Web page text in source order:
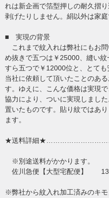
れは新企画で箔型押しの耐久摺
剥げたりしません。絹以外は家庭
■ 実現の背景
これまで紋入れは弊社にもお
め抜きで五つは￥25000、縫い
すら五つで￥12000位と、とても
当社に依頼して頂いたことのあ
す。ゆえに、こんな価格は実現
協力により、ついに実現しまし
置いたものです。貼り紋ではあ
ます。
★送料詳細
※別途送料がかかります。
佐川急便【大型宅配便】
※弊社から紋入れ加工済みのキ